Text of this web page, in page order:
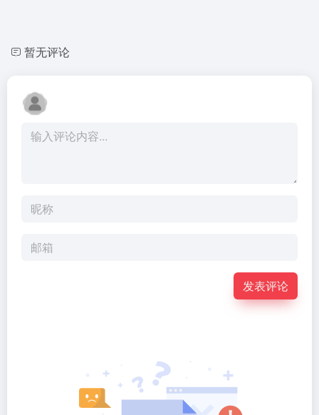
暂无评论
发表评论